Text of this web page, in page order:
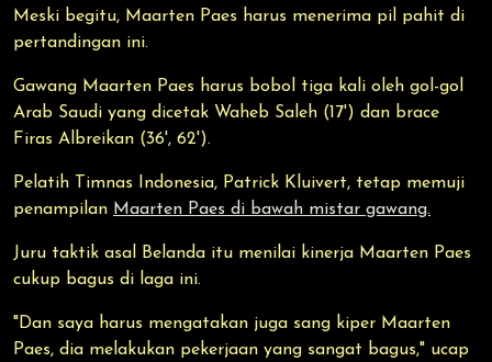
Meski begitu, Maarten Paes harus menerima pil pahit di
pertandingan ini.
Gawang Maarten Paes harus bobol tiga kali oleh gol-gol
Arab Saudi yang dicetak Waheb Saleh (17') dan brace
Firas Albreikan (36', 62').
Pelatih Timnas Indonesia, Patrick Kluivert, tetap memuji
penampilan Maarten Paes di bawah mistar gawang.
Juru taktik asal Belanda itu menilai kinerja Maarten Paes
cukup bagus di laga ini.
"Dan saya harus mengatakan juga sang kiper Maarten
Paes, dia melakukan pekerjaan yang sangat bagus," ucap